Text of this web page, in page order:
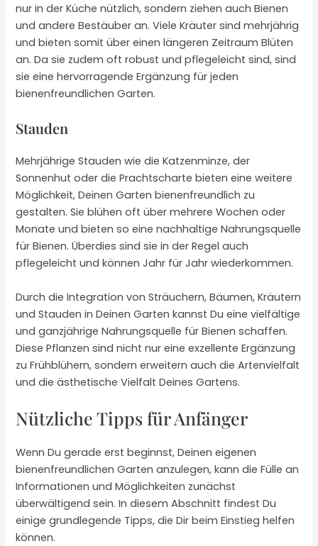
nur in der Küche nützlich, sondern ziehen auch Bienen
und andere Bestäuber an. Viele Kräuter sind mehrjährig
und bieten somit über einen längeren Zeitraum Blüten
an. Da sie zudem oft robust und pflegeleicht sind, sind
sie eine hervorragende Ergänzung für jeden
bienenfreundlichen Garten.
Stauden
Mehrjährige Stauden wie die Katzenminze, der
Sonnenhut oder die Prachtscharte bieten eine weitere
Möglichkeit, Deinen Garten bienenfreundlich zu
gestalten. Sie blühen oft über mehrere Wochen oder
Monate und bieten so eine nachhaltige Nahrungsquelle
für Bienen. Überdies sind sie in der Regel auch
pflegeleicht und können Jahr für Jahr wiederkommen.
Durch die Integration von Sträuchern, Bäumen, Kräutern
und Stauden in Deinen Garten kannst Du eine vielfältige
und ganzjährige Nahrungsquelle für Bienen schaffen.
Diese Pflanzen sind nicht nur eine exzellente Ergänzung
zu Frühblühern, sondern erweitern auch die Artenvielfalt
und die ästhetische Vielfalt Deines Gartens.
Nützliche Tipps für Anfänger
Wenn Du gerade erst beginnst, Deinen eigenen
bienenfreundlichen Garten anzulegen, kann die Fülle an
Informationen und Möglichkeiten zunächst
überwältigend sein. In diesem Abschnitt findest Du
einige grundlegende Tipps, die Dir beim Einstieg helfen
können.